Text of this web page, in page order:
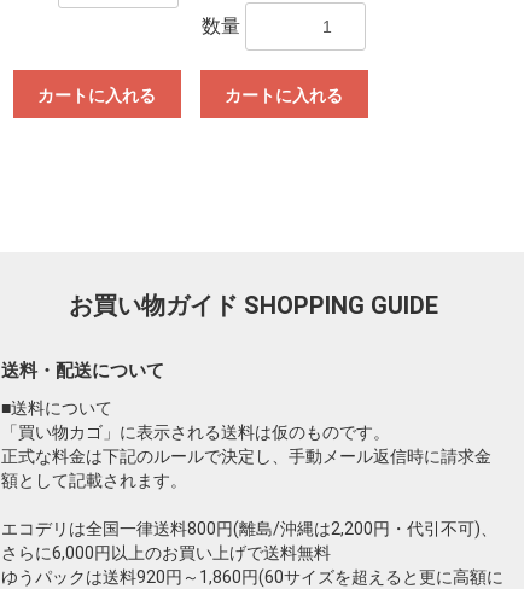
カートに入れる
数量
カートに入れる
お買い物ガイド SHOPPING GUIDE
送料・配送について
■送料について
「買い物カゴ」に表示される送料は仮のものです。
正式な料金は下記のルールで決定し、手動メール返信時に請求金
額として記載されます。
エコデリは全国一律送料800円(離島/沖縄は2,200円・代引不可)、
さらに6,000円以上のお買い上げで送料無料
ゆうパックは送料920円～1,860円(60サイズを超えると更に高額に